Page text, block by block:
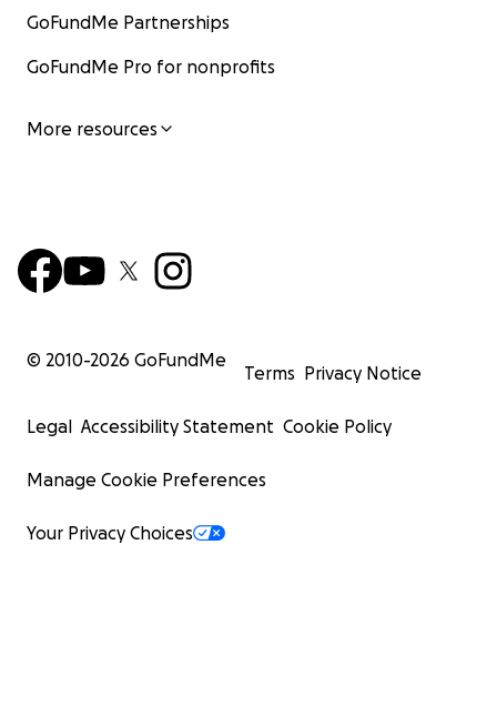
GoFundMe Partnerships
GoFundMe Pro for nonprofits
More resources
© 2010-2026 GoFundMe
Terms Privacy Notice
Legal Accessibility Statement Cookie Policy
Manage Cookie Preferences
Your Privacy Choices